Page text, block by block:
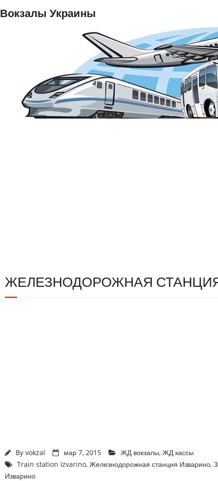
Вокзалы Украины
ЖЕЛЕЗНОДОРОЖНАЯ
By vokzal мар 7, 2015 ЖД вокзалы, ЖД кассы
Train station Izvarino, Железнодорожная станция Изварино,
Изварино